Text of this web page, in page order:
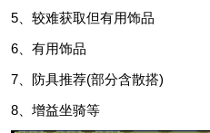
5、较难获取但有用饰品
6、有用饰品
7、防具推荐(部分含散搭)
8、增益坐骑等